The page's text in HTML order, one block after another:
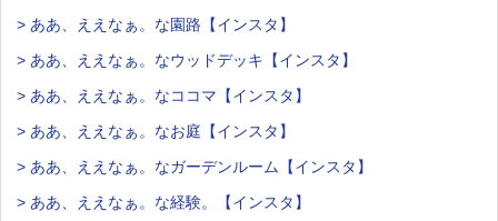
> ああ、ええなぁ。な園路【インスタ】
> ああ、ええなぁ。なウッドデッキ【インスタ】
> ああ、ええなぁ。なココマ【インスタ】
> ああ、ええなぁ。なお庭【インスタ】
> ああ、ええなぁ。なガーデンルーム【インスタ】
> ああ、ええなぁ。な経験。【インスタ】